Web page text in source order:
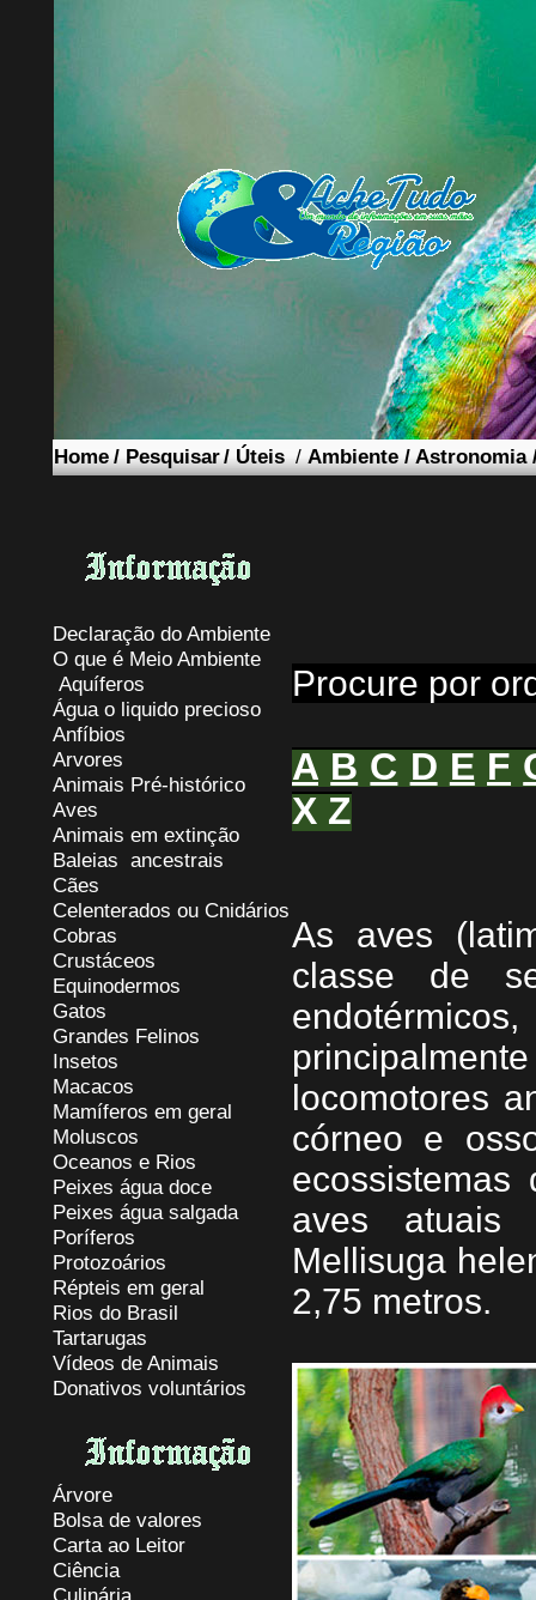
Home/Pesquisar/Úteis/Ambiente /Astronomia
Declaração do Ambiente
O que é Meio Ambiente
Aquíferos
Água o liquido precioso
Anfíbios
Arvores
Animais Pré-histórico
Aves
Animais em extinção
Baleias ancestrais
Cães
Celenterados ou Cnidários
Cobras
Crustáceos
Equinodermos
Gatos
Grandes Felinos
Insetos
Macacos
Mamíferos em geral
Moluscos
Oceanos e Rios
Peixes água doce
Peixes água salgada
Poríferos
Protozoários
Répteis em geral
Rios do Brasil
Tartarugas
Vídeos de Animais
Donativos voluntários
Árvore
Bolsa de valores
Carta ao Leitor
Ciência
Culinária
Procure por
A B C D E F
X Z
As aves
classe de
locomotores
córneo e
aves atuais
Mellisuga
2,75 metros.